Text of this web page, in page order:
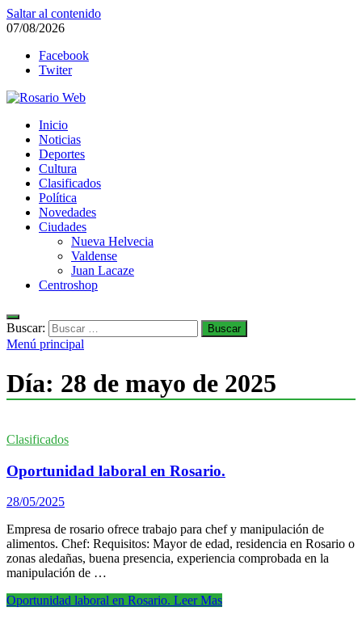
Saltar al contenido
07/08/2026
Facebook
Twiter
Rosario Web
Todas la noticias de Rosario y la zona
Inicio
Noticias
Deportes
Cultura
Clasificados
Política
Novedades
Ciudades
Nueva Helvecia
Valdense
Juan Lacaze
Centroshop
Buscar:
Menú principal
Día: 28 de mayo de 2025
Clasificados
Oportunidad laboral en Rosario.
28/05/2025
Empresa de rosario ofrece trabajo para chef y manipulación de
alimentos. Chef: Requisitos: Mayor de edad, residencia en Rosario o
zonas aledañas, buena presencia, experiencia comprobada en la
manipulación de …
Oportunidad laboral en Rosario. Leer Mas